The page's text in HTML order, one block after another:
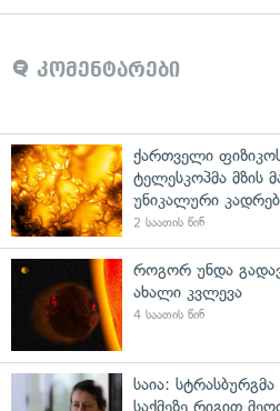
კომენტარები
ქართველი
ტელესკოპმა მზის
უნიკალური
2 საათის წინ
როგორ უნდა
ახალი კვლევა
4 საათის წინ
საია:
საქმეზე რიგით